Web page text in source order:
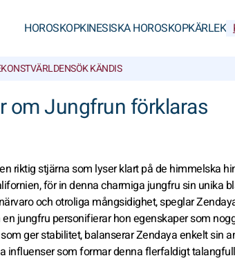
HOROSKOPKINESISKA HOROSKOPKÄRLEK
KONSTVÄRLDENSÖK KÄNDIS
om Jungfrun förklaras
riktig stjärna som lyser klart på de himmelska
för in denna charmiga jungfru sin unika
och otroliga mångsidighet, speglar
jungfru personifierar hon egenskaper som
ger stabilitet, balanserar Zendaya enkelt sin
influenser som formar denna flerfaldigt